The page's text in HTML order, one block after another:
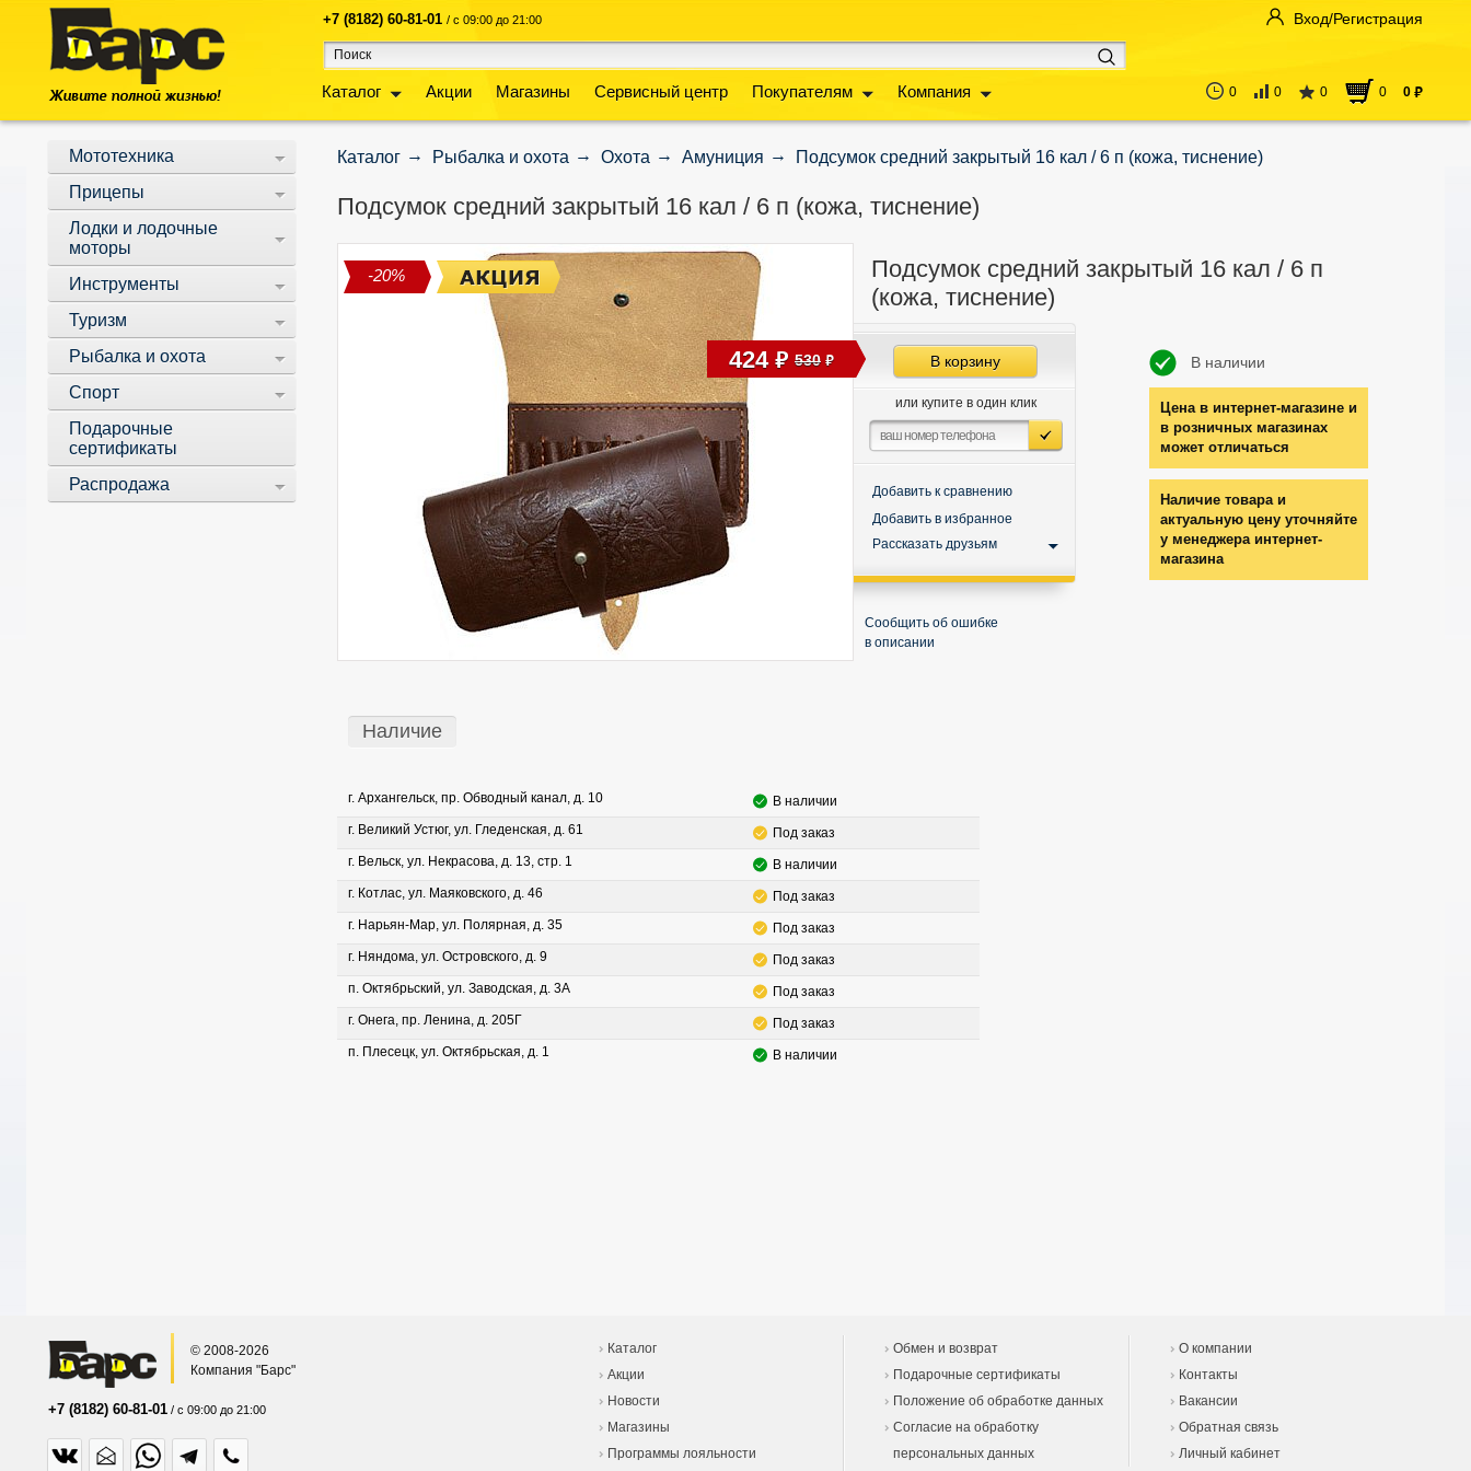
+7 (8182) 60-81-01 / с 09:00 до 21:00
Каталог Акции Магазины Сервисный центр Покупателям Компания
Вход/Регистрация
0 0 0 0 0 руб
Мототехника
Прицепы
Лодки и лодочные
моторы
Инструменты
Туризм
Рыбалка и охота
Спорт
Подарочные
сертификаты
Распродажа
Каталог Рыбалка и охота Охота Амуниция Подсумок средний закрытый 16 кал / 6 п (кожа, тиснение)
Подсумок средний закрытый 16 кал / 6 п (кожа, тиснение)
-20%
Подсумок средний закрытый 16 кал / 6 п
(кожа, тиснение)
В наличии
Цена в интернет-магазине и
в розничных магазинах
может отличаться
Наличие товара и
актуальную цену уточняйте
у менеджера интернет-
магазина
В корзину
или купите в один клик
Добавить к сравнению
Добавить в избранное
Рассказать друзьям
Сообщить об ошибке
в описании
424 руб 530 руб
Наличие
г. Архангельск, пр. Обводный канал, д. 10
В наличии
г. Великий Устюг, ул. Гледенская, д. 61
Под заказ
г. Вельск, ул. Некрасова, д. 13, стр. 1
В наличии
г. Котлас, ул. Маяковского, д. 46
Под заказ
г. Нарьян-Мар, ул. Полярная, д. 35
Под заказ
г. Няндома, ул. Островского, д. 9
Под заказ
п. Октябрьский, ул. Заводская, д. 3А
Под заказ
г. Онега, пр. Ленина, д. 205Г
Под заказ
п. Плесецк, ул. Октябрьская, д. 1
В наличии
© 2008-2026
Компания "Барс"
+7 (8182) 60-81-01 / с 09:00 до 21:00
Каталог
Акции
Новости
Магазины
Программы лояльности
Обмен и возврат
Подарочные сертификаты
Положение об обработке данных
Согласие на обработку
персональных данных
О компании
Контакты
Вакансии
Обратная связь
Личный кабинет